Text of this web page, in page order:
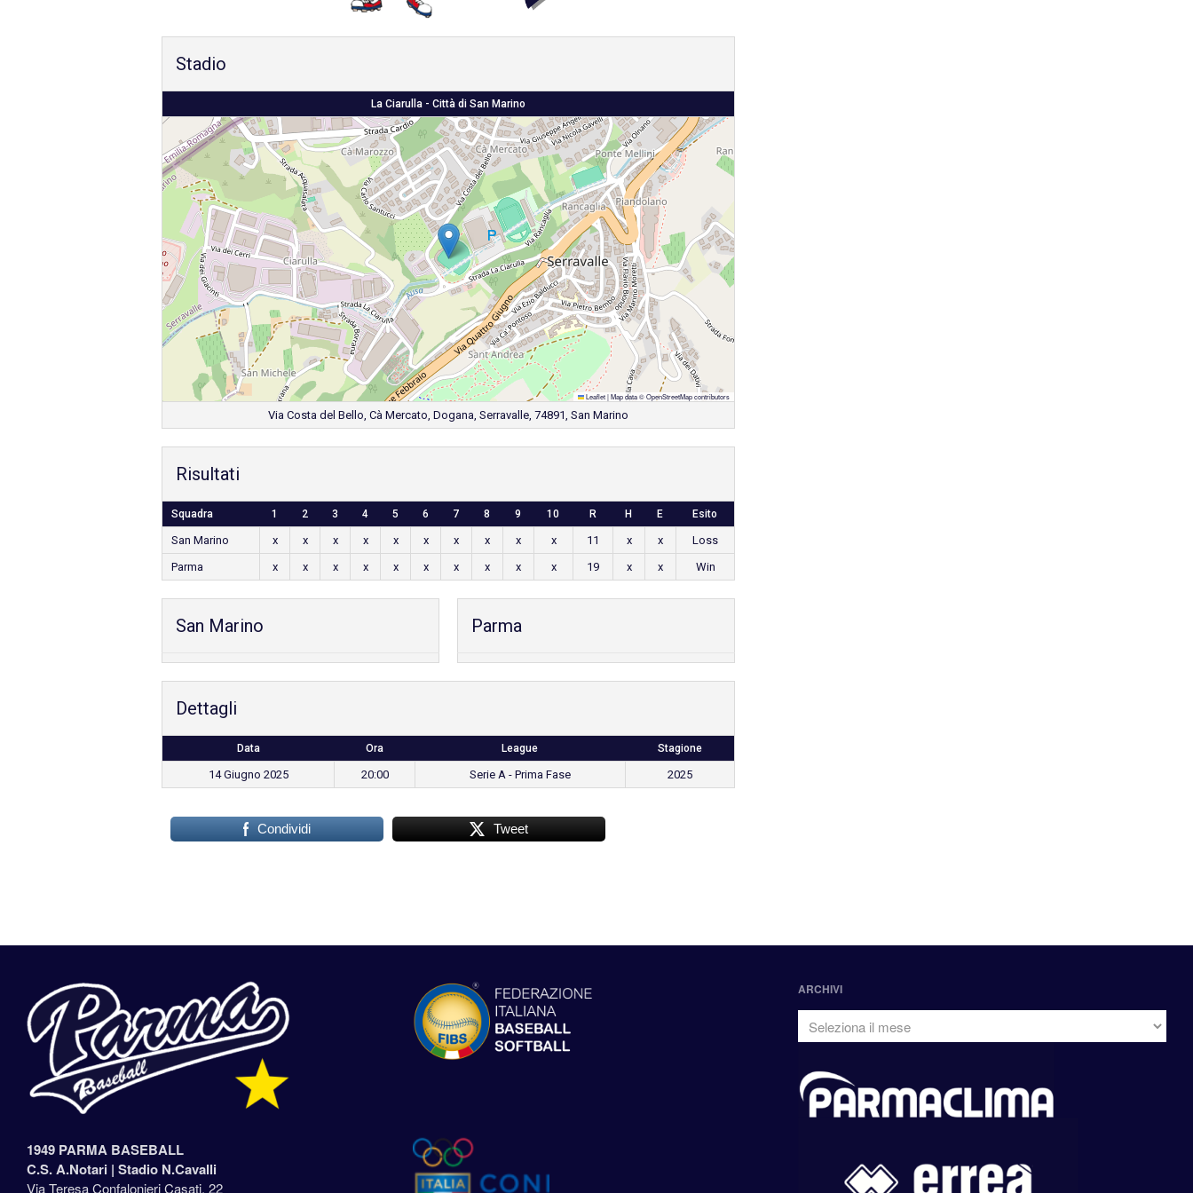
Stadio
La Ciarulla - Città di San Marino
Leaflet|Map data ©OpenStreetMapcontributors
Via Costa del Bello, Cà Mercato, Dogana, Serravalle, 74891, San Marino
Risultati
Squadra 1 2 3 4 5 6 7 8 9 10 R H E Esito
San Marino x x x x x x x x x x 11 x x
Loss
Parma
x x x x x x x x x x 19 x x Win
San Marino Parma
Dettagli
Data Ora League Stagione
14 Giugno 2025 20:00 Serie A - Prima Fase 2025
Condividi Tweet
1949 PARMA BASEBALL
C.S. A.Notari | Stadio N.Cavalli
Via Teresa Confalonieri Casati, 22
ARCHIVI